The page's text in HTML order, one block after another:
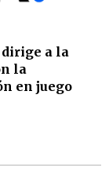
a la
la
en juego